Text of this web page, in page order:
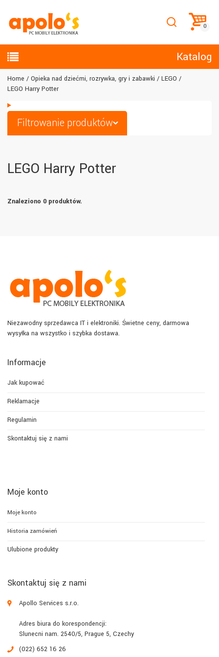
Katalog
Home Opieka nad dziećmi, rozrywka, gry i zabawki
LEGO
LEGO Harry Potter
Filtrowanie produktów
LEGO Harry Potter
Znaleziono 0 produktów.
Niezawodny sprzedawca IT i elektroniki. Świetne ceny, darmowa
wysyłka na wszystko i szybka dostawa.
Informacje
Jak kupować
Reklamacje
Regulamin
Skontaktuj się z nami
Moje konto
Moje konto
Historia zamówień
Ulubione produkty
Skontaktuj się z nami
Apollo Services s.r.o.
Adres biura do korespondencji:
Slunecni nam. 2540/5, Prague 5, Czechy
(022) 652 16 26